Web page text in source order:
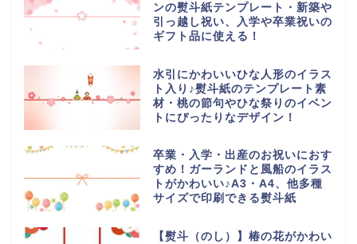
ンの熨斗紙テンプレート・新築や
引っ越し祝い、入学や卒業祝いの
ギフト品に使える！
水引にかわいいひな人形のイラス
ト入り♪熨斗紙のテンプレート素
材・桃の節句やひな祭りのイベン
トにぴったりなデザイン！
卒業・入学・出産のお祝いにおす
すめ！ガーランドと風船のイラス
トがかわいい♪A3・A4、他多種
サイズで印刷できる熨斗紙
【熨斗（のし）】椿の花がかわい